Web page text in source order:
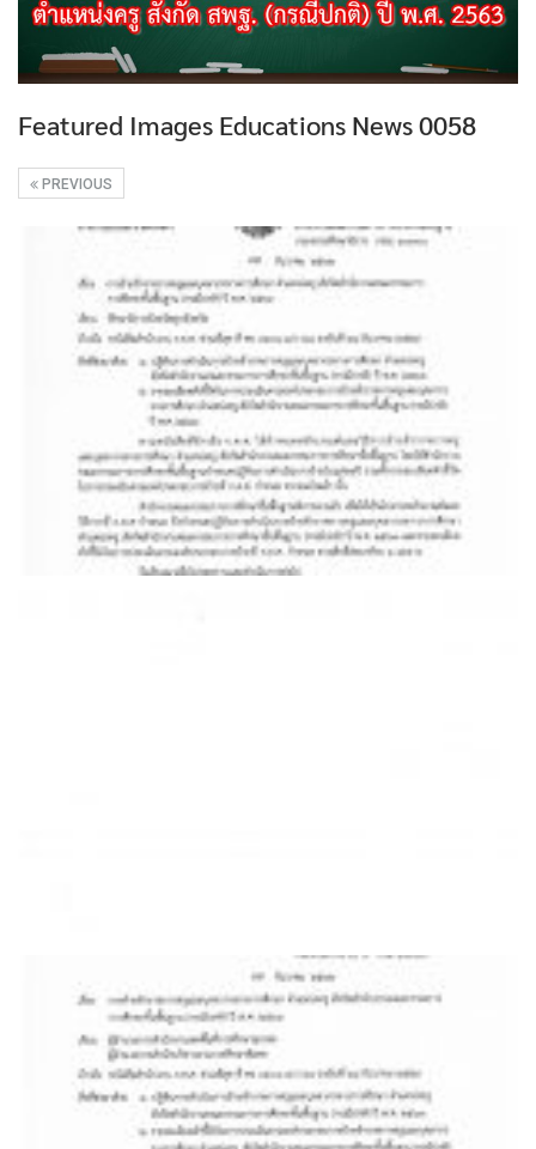
Featured Images Educations News 0058
PREVIOUS